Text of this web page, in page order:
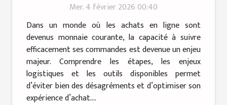
Mer. 4 février 2026 00:40
Dans un monde où les achats en ligne sont
devenus monnaie courante, la capacité à suivre
efficacement ses commandes est devenue un enjeu
majeur. Comprendre les étapes, les enjeux
logistiques et les outils disponibles permet
d’éviter bien des désagréments et d’optimiser son
expérience d’achat....